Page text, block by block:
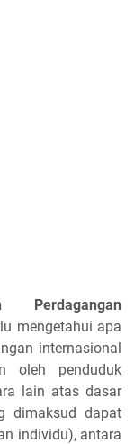
Perdagangan
mengetahui apa
internasional
oleh penduduk
lain atas dasar
dimaksud dapat
individu), antara